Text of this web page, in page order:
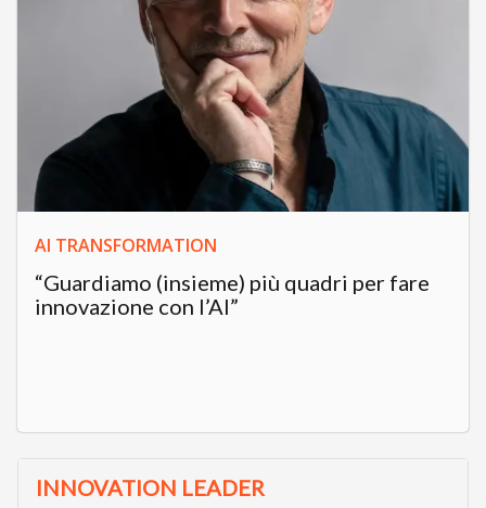
AI TRANSFORMATION
“Guardiamo (insieme) più quadri per fare
innovazione con l’AI”
INNOVATION LEADER